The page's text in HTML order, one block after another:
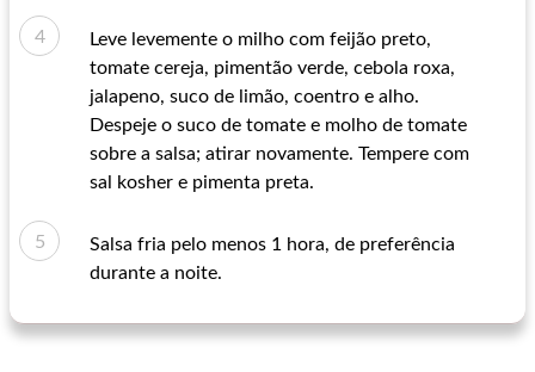
Leve levemente o milho com feijão preto,
tomate cereja, pimentão verde, cebola roxa,
jalapeno, suco de limão, coentro e alho.
Despeje o suco de tomate e molho de tomate
sobre a salsa; atirar novamente. Tempere com
sal kosher e pimenta preta.
Salsa fria pelo menos 1 hora, de preferência
durante a noite.